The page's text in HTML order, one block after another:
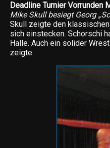
Deadline Turnier Vorrunden
Mike Skull besiegt Georg
Skull zeigte den klassischen
sich einstecken. Schorschi
Halle. Auch ein solider
zeigte.